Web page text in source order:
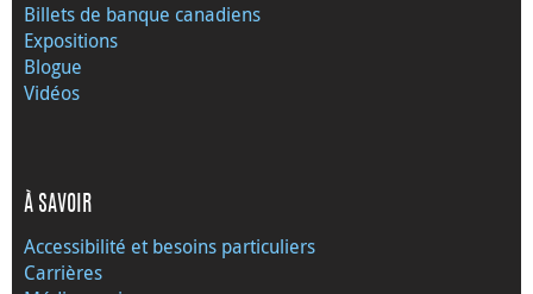
Billets de banque canadiens
Expositions
Blogue
Vidéos
À SAVOIR
Accessibilité et besoins particuliers
Carrières